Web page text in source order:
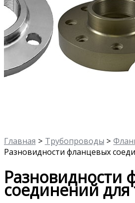
Главная Трубопроводы
Разновидности фланцевых
Разновидности
соединений для